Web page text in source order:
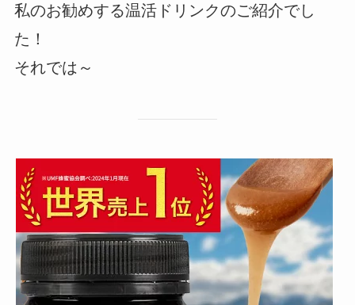
私のお勧めする温活ドリンクのご紹介でし
た！
それでは～